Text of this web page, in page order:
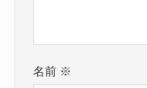
名前 ※